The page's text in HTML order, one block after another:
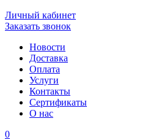
Личный кабинет
Заказать звонок
Новости
Доставка
Оплата
Услуги
Контакты
Cертификаты
О нас
0